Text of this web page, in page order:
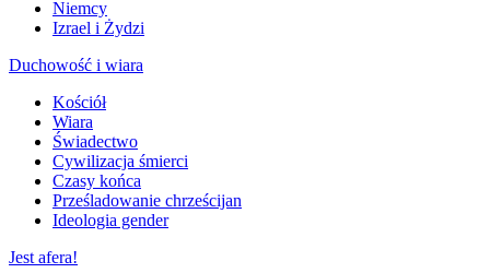
Niemcy
Izrael i Żydzi
Duchowość i wiara
Kościół
Wiara
Świadectwo
Cywilizacja śmierci
Czasy końca
Prześladowanie chrześcijan
Ideologia gender
Jest afera!